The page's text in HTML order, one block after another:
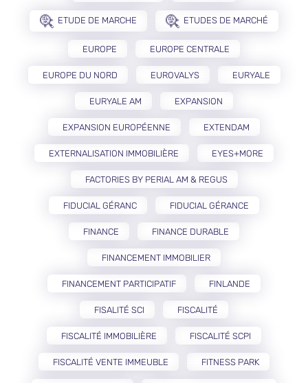
ETUDE DE MARCHE ETUDES DE MARCHÉ
EUROPE EUROPE CENTRALE
EUROPE DU NORD EUROVALYS EURYALE
EURYALE AM EXPANSION
EXPANSION EUROPÉENNE EXTENDAM
EXTERNALISATION IMMOBILIÈRE EYES+MORE
FACTORIES BY PERIAL AM & REGUS
FIDUCIAL GÉRANC FIDUCIAL GÉRANCE
FINANCE FINANCE DURABLE
FINANCEMENT IMMOBILIER
FINANCEMENT PARTICIPATIF FINLANDE
FISALITÉ SCI FISCALITÉ
FISCALITÉ IMMOBILIÈRE FISCALITÉ SCPI
FISCALITÉ VENTE IMMEUBLE FITNESS PARK